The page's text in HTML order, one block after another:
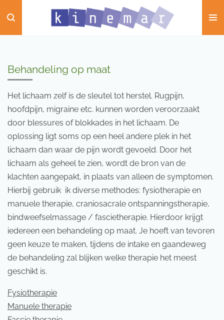
direct
naar
hoofdinhoud
Behandeling op maat
Het lichaam zelf is de sleutel tot herstel. Rugpijn,
hoofdpijn, migraine etc. kunnen worden veroorzaakt
door blessures of blokkades in het lichaam. De
oplossing ligt soms op een heel andere plek in het
lichaam dan waar de pijn wordt gevoeld. Door het
lichaam als geheel te zien, wordt de bron van de
klachten aangepakt, in plaats van alleen de symptomen.
Hierbij gebruik ik diverse methodes: fysiotherapie en
manuele therapie, craniosacrale ontspanningstherapie,
bindweefselmassage / fascietherapie. Hierdoor krijgt
iedereen een behandeling op maat. Je hoeft van tevoren
geen keuze te maken, tijdens de intake en gaandeweg
de behandeling zal blijken welke therapie het meest
geschikt is.
Fysiotherapie
Manuele therapie